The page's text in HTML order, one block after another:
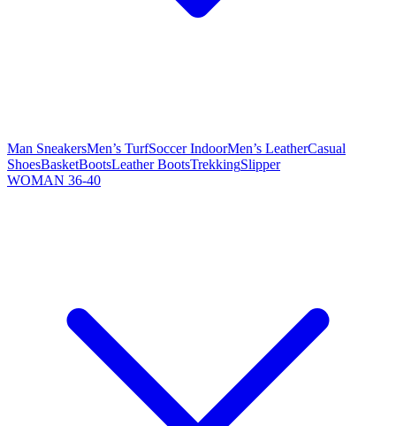
Man SneakersMen’s TurfSoccer IndoorMen’s LeatherCasual
ShoesBasketBootsLeather BootsTrekkingSlipper
WOMAN 36-40